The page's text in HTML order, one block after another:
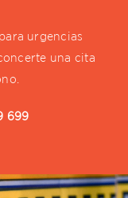
urgencias
una cita
699